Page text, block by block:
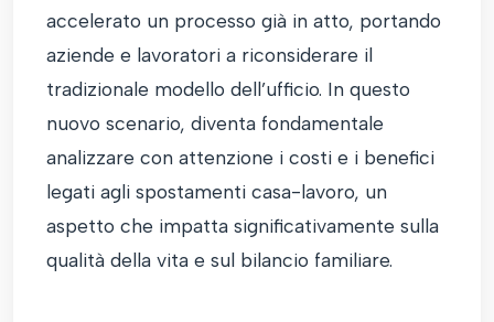
accelerato un processo già in atto, portando
aziende e lavoratori a riconsiderare il
tradizionale modello dell’ufficio. In questo
nuovo scenario, diventa fondamentale
analizzare con attenzione i costi e i benefici
legati agli spostamenti casa-lavoro, un
aspetto che impatta significativamente sulla
qualità della vita e sul bilancio familiare.